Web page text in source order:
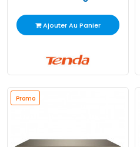
Ajouter Au Panier
Promo